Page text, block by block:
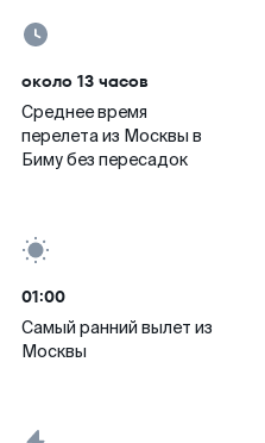
около 13 часов
Среднее время
перелета из Москвы в
Биму без пересадок
01:00
Самый ранний вылет из
Москвы